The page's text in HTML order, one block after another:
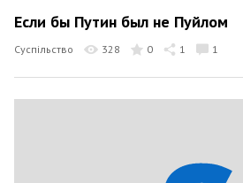
Если бы Путин был не Пуйлом
Суспільство 328 0 1 1